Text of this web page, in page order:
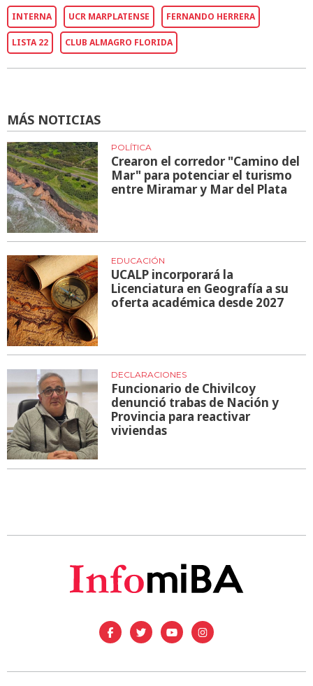
INTERNA UCR MARPLATENSE FERNANDO HERRERA
LISTA 22 CLUB ALMAGRO FLORIDA
MÁS NOTICIAS
POLÍTICA
Crearon el corredor "Camino del
Mar" para potenciar el turismo
entre Miramar y Mar del Plata
EDUCACIÓN
UCALP incorporará la
Licenciatura en Geografía a su
oferta académica desde 2027
DECLARACIONES
Funcionario de Chivilcoy
denunció trabas de Nación y
Provincia para reactivar
viviendas